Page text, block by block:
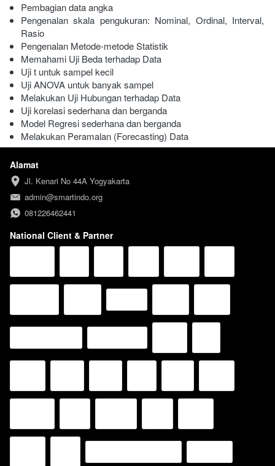
Pembagian data angka
Pengenalan skala pengukuran: Nominal, Ordinal, Interval,
Rasio
Pengenalan Metode-metode Statistik
Memahami Uji Beda terhadap Data
Uji t untuk sampel kecil
Uji ANOVA untuk banyak sampel
Melakukan Uji Hubungan terhadap Data
Uji korelasi sederhana dan berganda
Model Regresi sederhana dan berganda
Melakukan Peramalan (Forecasting) Data
Alamat
Jl. Kenari No 44A Yogyakarta
admin@smartindo.org
081226462441
National Client & Partner